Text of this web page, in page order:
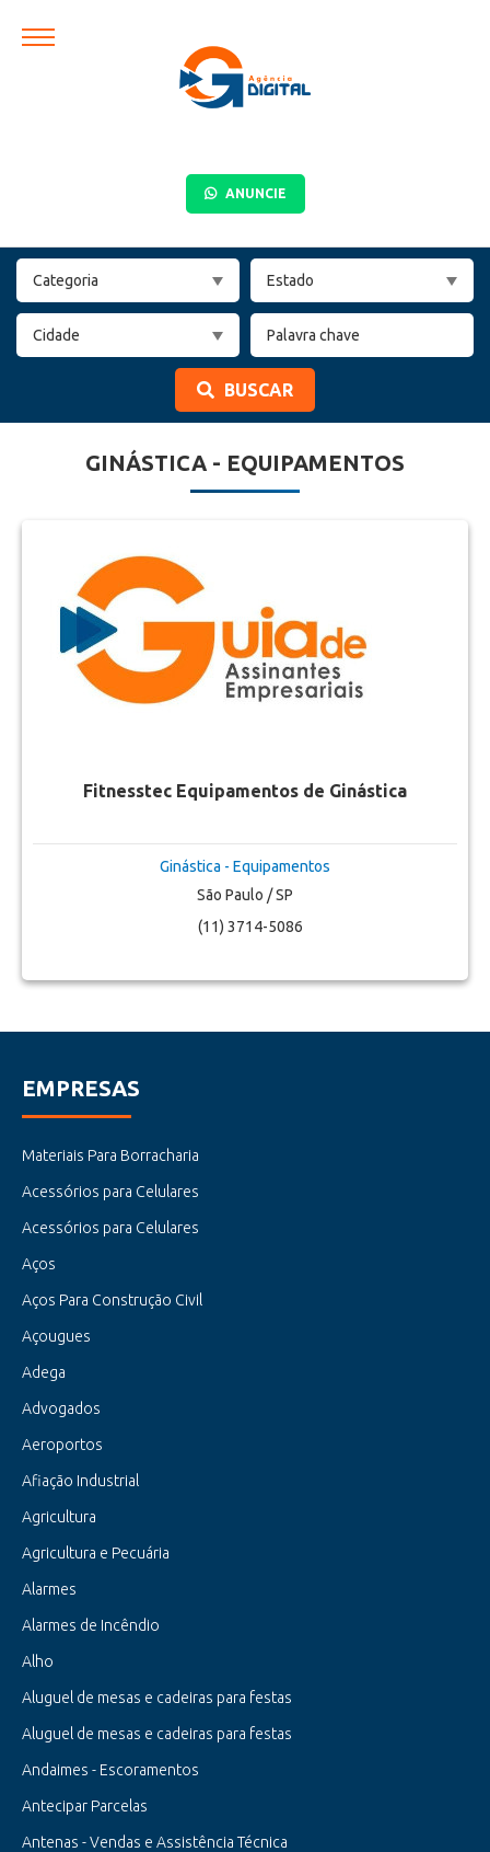
ANUNCIE
BUSCAR
GINÁSTICA - EQUIPAMENTOS
Fitnesstec Equipamentos de Ginástica
Ginástica - Equipamentos
São Paulo / SP
(11) 3714-5086
EMPRESAS
Materiais Para Borracharia
Acessórios para Celulares
Acessórios para Celulares
Aços
Aços Para Construção Civil
Açougues
Adega
Advogados
Aeroportos
Afiação Industrial
Agricultura
Agricultura e Pecuária
Alarmes
Alarmes de Incêndio
Alho
Aluguel de mesas e cadeiras para festas
Aluguel de mesas e cadeiras para festas
Andaimes - Escoramentos
Antecipar Parcelas
Antenas - Vendas e Assistência Técnica